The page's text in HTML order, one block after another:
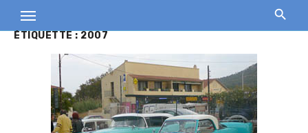
to
ÉTIQUETTE : 2007